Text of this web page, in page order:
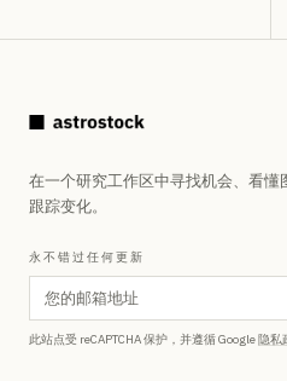
在一个研究工作区中寻找机会、看懂
跟踪变化。
永不错过任何更新
此站点受 reCAPTCHA 保护，并遵循 Google隐私